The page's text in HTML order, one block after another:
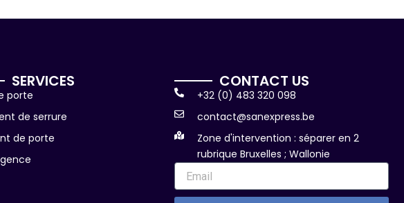
SERVICES
porte
de serrure
de porte
CONTACT US
+32 (0) 483 320 098
contact@sanexpress.be
Zone d'intervention : séparer en 2
rubrique Bruxelles ; Wallonie